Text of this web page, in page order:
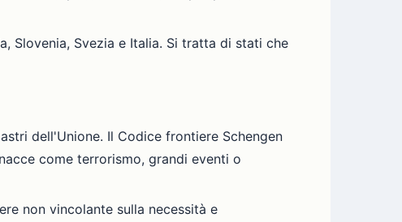
Slovenia, Svezia e Italia. Si tratta di stati che
dell'Unione. Il Codice frontiere Schengen
come terrorismo, grandi eventi o
non vincolante sulla necessità e